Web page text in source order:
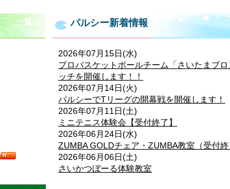
一覧へ パルシー新着情報
2026年07月15日(水)
プロバスケットボールチーム「さいたまブ
ッチを開催します！！
2026年07月14日(火)
パルシーでTリーグの開幕戦を開催します！
2026年07月11日(土)
ミニテニス体験会【受付終了】
2026年06月24日(水)
ZUMBA GOLDチェア・ZUMBA教室（受付終
2026年06月06日(土)
さいかつぼーる体験教室